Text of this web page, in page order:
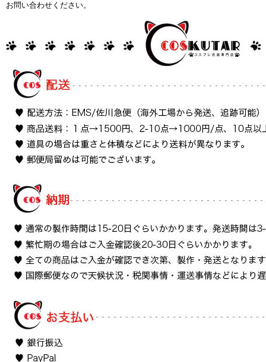
お問い合わせください。